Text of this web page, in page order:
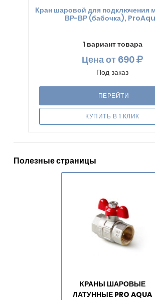
Кран шаровой для подключения
ВР-ВР (бабочка),
1 вариант товара
Ценаот 690
Под заказ
ПЕРЕЙТИ
КУПИТЬ В 1 КЛИК
Полезные страницы
КРАНЫ ШАРОВЫЕ
ЛАТУННЫЕ PRO AQUA